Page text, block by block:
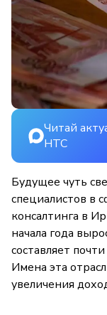
Читай
НТС
Будущее чуть
специалистов в
консалтинга в
начала года
составляет
Имена эта
увеличения